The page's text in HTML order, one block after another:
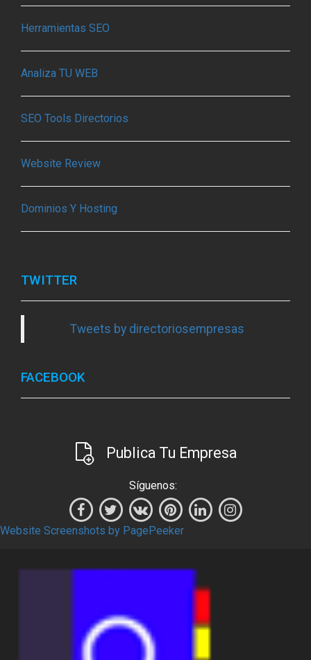
Herramientas SEO
Analiza TU WEB
SEO Tools Directorios
Website Review
Dominios Y Hosting
TWITTER
Tweets by directoriosempresas
FACEBOOK
Publica Tu Empresa
Síguenos:
Website Screenshots by PagePeeker